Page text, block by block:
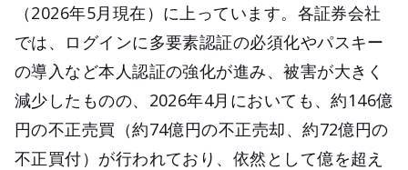
（2026年5月現在）に上っています。各証券会社
では、ログインに多要素認証の必須化やパスキー
の導入など本人認証の強化が進み、被害が大きく
減少したものの、2026年4月においても、約146億
円の不正売買（約74億円の不正売却、約72億円の
不正買付）が行われており、依然として億を超え